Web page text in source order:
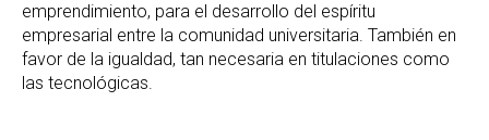
emprendimiento, para el desarrollo del espíritu
empresarial entre la comunidad universitaria. También en
favor de la igualdad, tan necesaria en titulaciones como
las tecnológicas.